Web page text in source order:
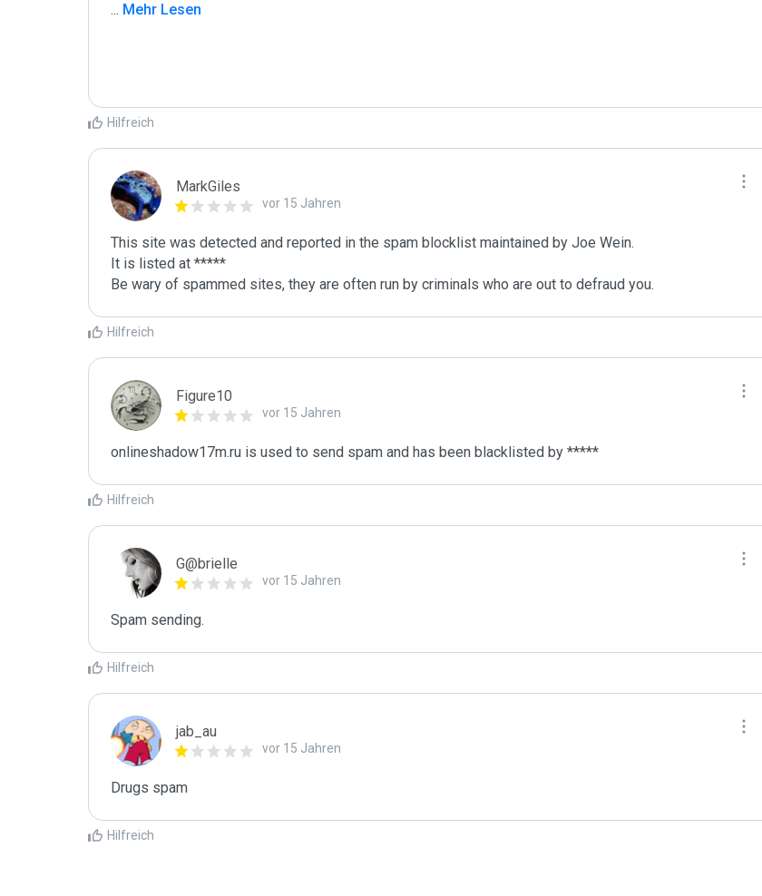
... Mehr Lesen
Hilfreich
MarkGiles
vor 15 Jahren
This site was detected and reported in the spam blocklist maintained by Joe Wein.
It is listed at *****
Be wary of spammed sites, they are often run by criminals who are out to defraud you.
Hilfreich
Figure10
vor 15 Jahren
onlineshadow17m.ru is used to send spam and has been blacklisted by *****
Hilfreich
G@brielle
vor 15 Jahren
Spam sending.
Hilfreich
jab_au
vor 15 Jahren
Drugs spam
Hilfreich